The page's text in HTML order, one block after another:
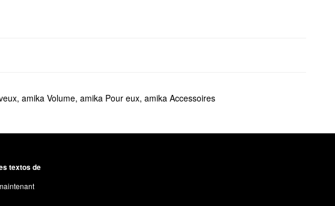
, amika Volume, amika Pour eux, amika Accessoires
textos de